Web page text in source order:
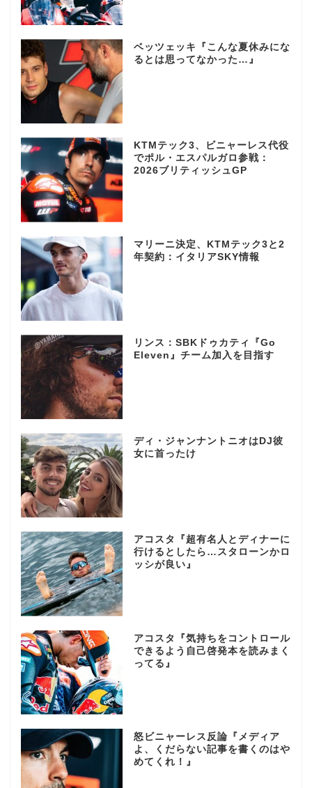
ベッツェッキ『こんな夏休みにな
るとは思ってなかった…』
KTMテック3、ビニャーレス代役
でポル・エスパルガロ参戦：
2026ブリティッシュGP
マリーニ決定、KTMテック3と2
年契約：イタリアSKY情報
リンス：SBKドゥカティ『Go
Eleven』チーム加入を目指す
ディ・ジャンナントニオはDJ彼
女に首ったけ
アコスタ『超有名人とディナーに
行けるとしたら…スタローンかロ
ッシが良い』
アコスタ『気持ちをコントロール
できるよう自己啓発本を読みまく
ってる』
怒ビニャーレス反論『メディア
よ、くだらない記事を書くのはや
めてくれ！』